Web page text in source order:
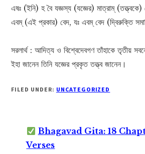
এষঃ (ইনি) হ বৈ যজ্ঞস্য (যজ্ঞের) মাত্রাম্ (তত্ত্বকে)
এবম্ (এই প্রকার) বেদ, যঃ এবম্ বেদ (দ্বিরুক্তি
সরলার্থ : আদিত্য ও বিশ্বেদেবগণ তাঁহাকে তৃতীয়
ইহা জানেন তিনি যজ্ঞের প্রকৃত তত্ত্ব জানেন।
FILED UNDER: UNCATEGORIZED
Bhagavad Gita: 18
Verses